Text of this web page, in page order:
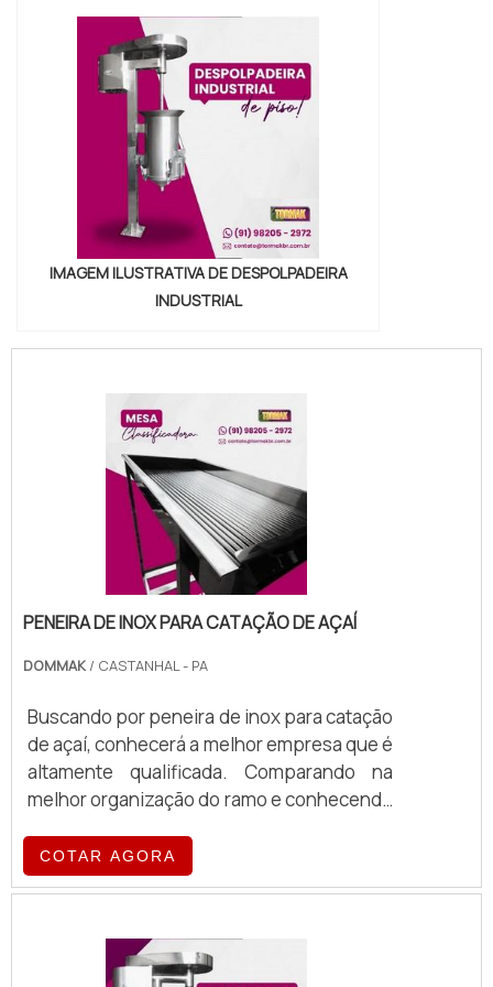
IMAGEM ILUSTRATIVA DE DESPOLPADEIRA
INDUSTRIAL
PENEIRA DE INOX PARA CATAÇÃO DE AÇAÍ
DOMMAK / CASTANHAL - PA
Buscando por peneira de inox para catação
de açaí, conhecerá a melhor empresa que é
altamente qualificada. Comparando na
melhor organização do ramo e conhecendo
UM POUCO MAIS SOBRE PENEIRA DE INOX
PARA CATAÇÃO DE AÇAÍ Se alguém busca
em uma empresa altamente qualificada,
acha a DOMMAK. A empresa tem em seu
COTAR AGORA